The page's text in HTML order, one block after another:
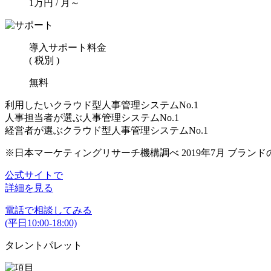
1万円 / 月～
導入サポート料金
( 税別 )
無料
利用したいクラウド型人事管理システムNo.1
人事担当者が選ぶ人事管理システムNo.1
経営者が選ぶクラウド型人事管理システムNo.1
※日本マーケティングリサーチ機構調べ 2019年7月 ブランド
公式サイトで
詳細を見る
電話で相談してみる
(平日10:00-18:00)
タレントパレット